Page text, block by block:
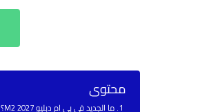
محتوى
ما الجديد في بي ام دبليو M2 2027؟